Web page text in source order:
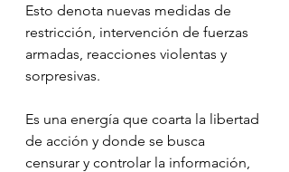
Esto denota nuevas medidas de
restricción, intervención de fuerzas
armadas, reacciones violentas y
sorpresivas.
Es una energía que coarta la libertad
de acción y donde se busca
censurar y controlar la información,